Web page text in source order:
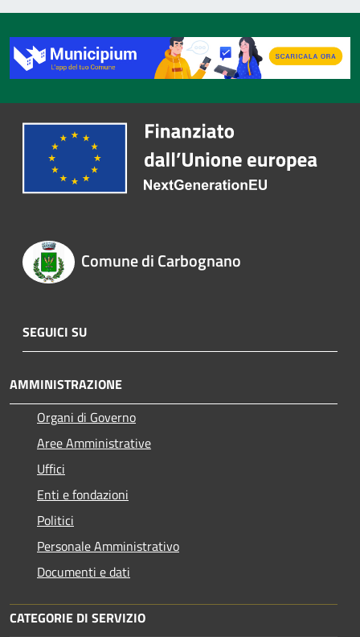
Comune di Carbognano
SEGUICI SU
AMMINISTRAZIONE
Organi di Governo
Aree Amministrative
Uffici
Enti e fondazioni
Politici
Personale Amministrativo
Documenti e dati
CATEGORIE DI SERVIZIO